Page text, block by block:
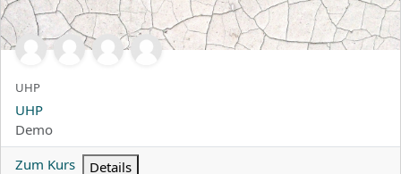
Kurzer Kursname
UHP
Kursname
UHP
Kursbereich
Demo
Zum Kurs
Details